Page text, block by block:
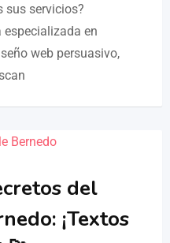
sus servicios?
especializada en
web persuasivo,
del
¡Textos